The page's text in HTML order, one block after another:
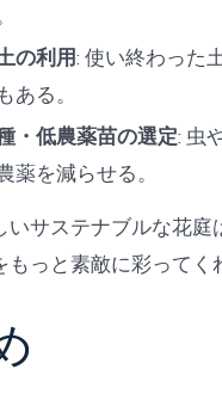
の利用: 使い終わった
ある。
・低農薬苗の選定: 虫
薬を減らせる。
いサステナブルな花庭
っと素敵に彩ってく